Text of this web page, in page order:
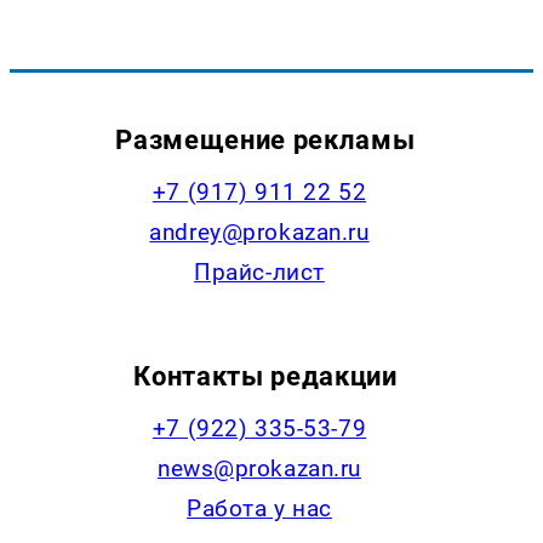
Размещение рекламы
+7 (917) 911 22 52
andrey@prokazan.ru
Прайс-лист
Контакты редакции
+7 (922) 335-53-79
news@prokazan.ru
Работа у нас